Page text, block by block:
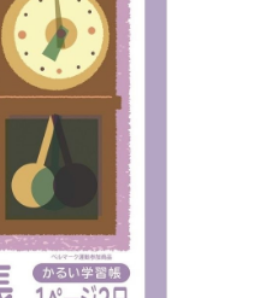
習帳 ノートが軽いと
い
は厚みはそのまま裏うつりは